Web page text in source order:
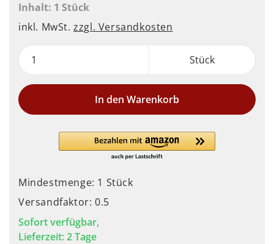
Inhalt: 1 Stück
inkl. MwSt.zzgl. Versandkosten
Stück
In den Warenkorb
Mindestmenge: 1 Stück
Versandfaktor: 0.5
Sofort verfügbar,
Lieferzeit: 2 Tage